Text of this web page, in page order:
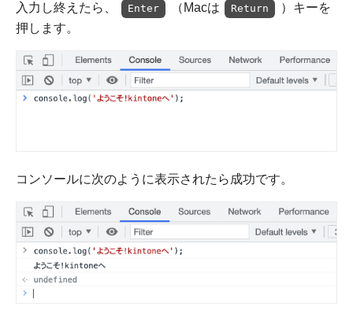
入力し終えたら、
Enter （Macは Return
）キーを
押します。
コンソールに次のように表示されたら成功です。